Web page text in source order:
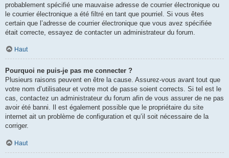
probablement spécifié une mauvaise adresse de courrier électronique ou
le courrier électronique a été filtré en tant que pourriel. Si vous êtes
certain que l’adresse de courrier électronique que vous avez spécifiée
était correcte, essayez de contacter un administrateur du forum.
Haut
Pourquoi ne puis-je pas me connecter ?
Plusieurs raisons peuvent en être la cause. Assurez-vous avant tout que
votre nom d’utilisateur et votre mot de passe soient corrects. Si tel est le
cas, contactez un administrateur du forum afin de vous assurer de ne pas
avoir été banni. Il est également possible que le propriétaire du site
internet ait un problème de configuration et qu’il soit nécessaire de la
corriger.
Haut